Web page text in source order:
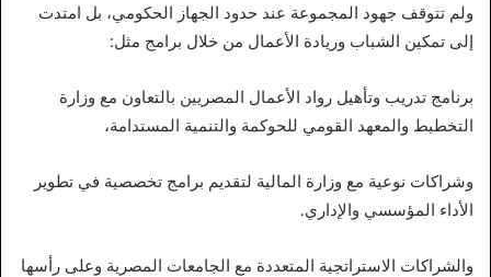
ولم تتوقف جهود المجموعة عند حدود الجهاز الحكومي، بل امتدت
إلى تمكين الشباب وريادة الأعمال من خلال برامج مثل:
برنامج تدريب وتأهيل رواد الأعمال المصريين بالتعاون مع وزارة
التخطيط والمعهد القومي للحوكمة والتنمية المستدامة،
وشراكات نوعية مع وزارة المالية لتقديم برامج تخصصية في تطوير
الأداء المؤسسي والإداري.
والشراكات الاستراتجية المتعددة مع الجامعات المصرية وعلى رأسها